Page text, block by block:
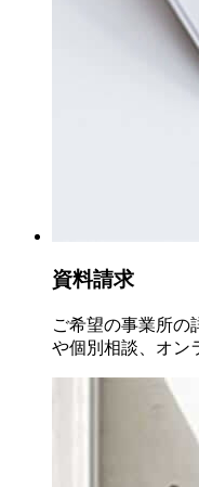
資料請求
ご希望の事業所の
や個別相談、オン